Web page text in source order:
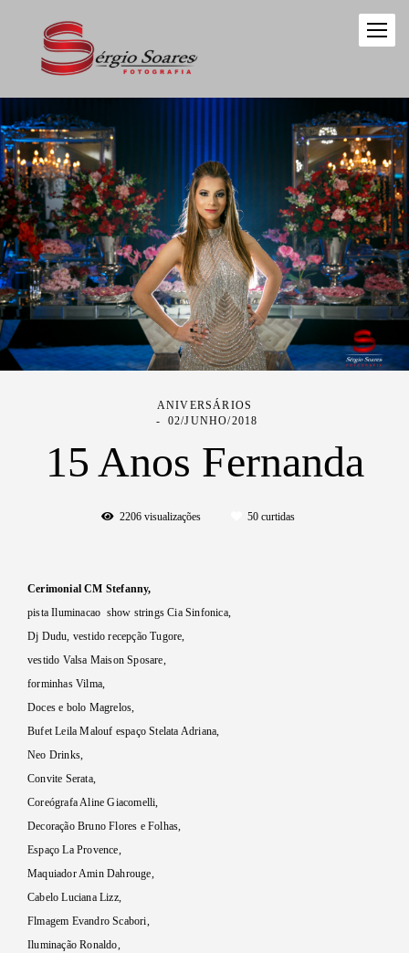
ANIVERSÁRIOS
02/JUNHO/2018
15 Anos Fernanda
2206visualizações 50curtidas
Cerimonial CM Stefanny,
pista Iluminacao show strings Cia Sinfonica,
Dj Dudu, vestido recepção Tugore,
vestido Valsa Maison Sposare,
forminhas Vilma,
Doces e bolo Magrelos,
Bufet Leila Malouf espaço Stelata Adriana,
Neo Drinks,
Convite Serata,
Coreógrafa Aline Giacomelli,
Decoração Bruno Flores e Folhas,
Espaço La Provence,
Maquiador Amin Dahrouge,
Cabelo Luciana Lizz,
Flmagem Evandro Scabori,
Iluminação Ronaldo,